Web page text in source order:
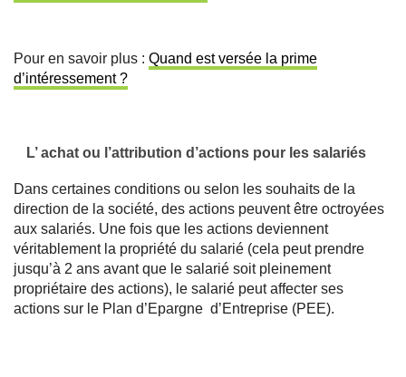
Pour en savoir plus : Quand est versée la prime
d’intéressement ?
L’ achat ou l’attribution d’actions pour les salariés
Dans certaines conditions ou selon les souhaits de la
direction de la société, des actions peuvent être octroyées
aux salariés. Une fois que les actions deviennent
véritablement la propriété du salarié (cela peut prendre
jusqu’à 2 ans avant que le salarié soit pleinement
propriétaire des actions), le salarié peut affecter ses
actions sur le Plan d’Epargne d’Entreprise (PEE).